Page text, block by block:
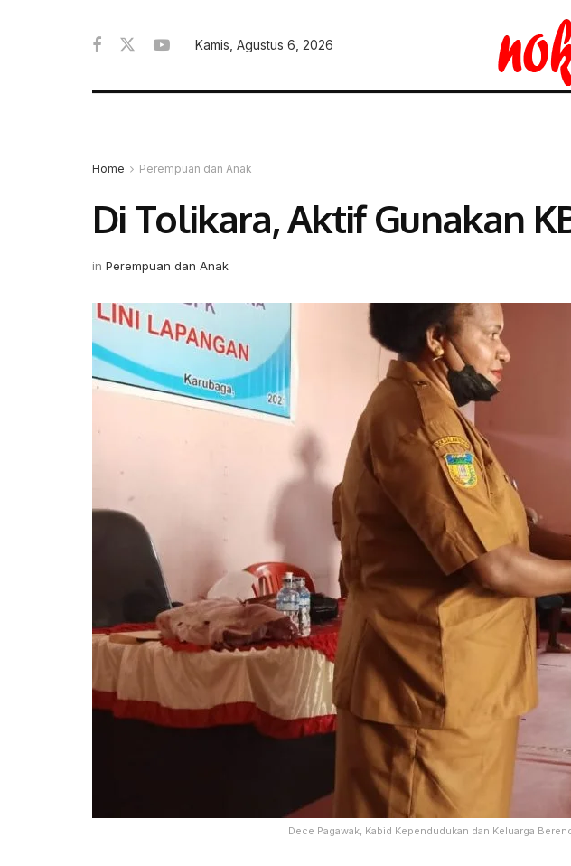
Kamis, Agustus 6, 2026
Home Perempuan dan Anak
Di Tolikara, Aktif Gunakan
in Perempuan dan Anak
Dece Pagawak, Kabid Kependudukan dan Keluarga